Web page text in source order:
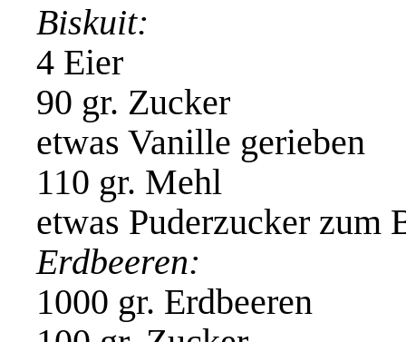
Biskuit:
4 Eier
90 gr. Zucker
etwas Vanille gerieben
110 gr. Mehl
etwas Puderzucker zum
Erdbeeren:
1000 gr. Erdbeeren